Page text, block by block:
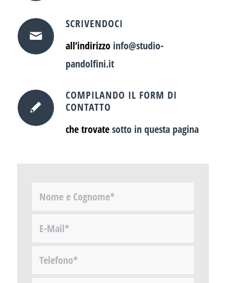
SCRIVENDOCI
all’indirizzo info@studio-
pandolfini.it
COMPILANDO IL FORM DI
CONTATTO
che trovatesotto in questa pagina